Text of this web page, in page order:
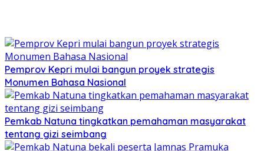
Pemprov Kepri mulai bangun proyek strategis
Monumen Bahasa Nasional
Pemkab Natuna tingkatkan pemahaman masyarakat
tentang gizi seimbang